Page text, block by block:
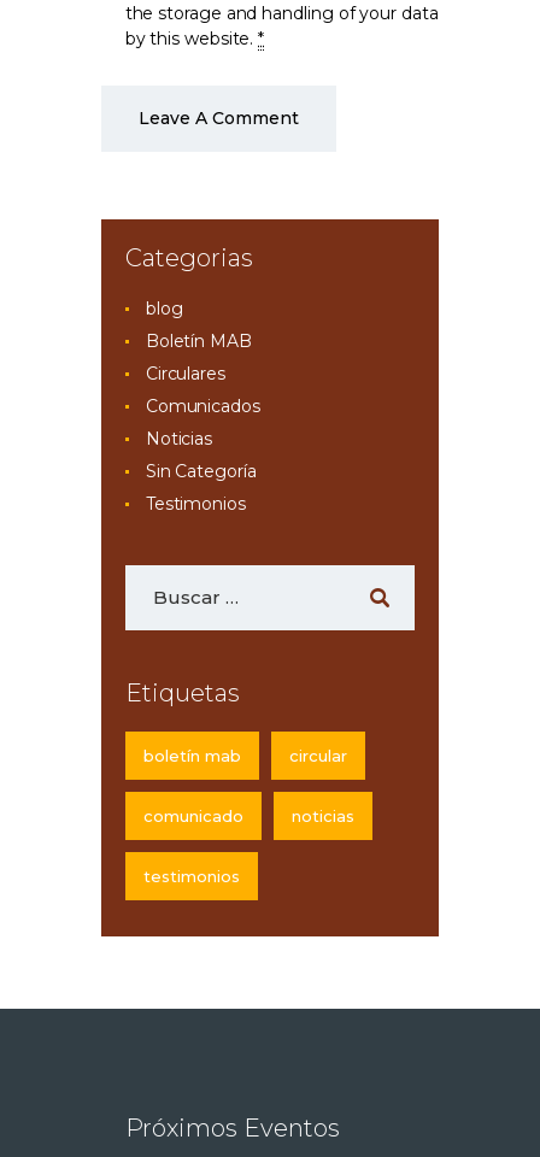
the storage and handling of your data
by this website.*
Categorias
blog
Boletín MAB
Circulares
Comunicados
Noticias
Sin Categoría
Testimonios
Etiquetas
boletín mab circular
comunicado noticias
testimonios
Próximos Eventos